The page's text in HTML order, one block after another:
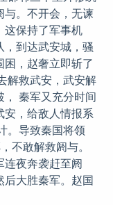
与。不开会，无谏
这保持了军事机
到达武安城，骚
，赵奢立即斩了
解救武安，武安解
秦军又充分时间
安，给敌人情报系
。导致秦国将领
不敢解救阏与。
连夜奔袭赶至阏
大胜秦军。赵国